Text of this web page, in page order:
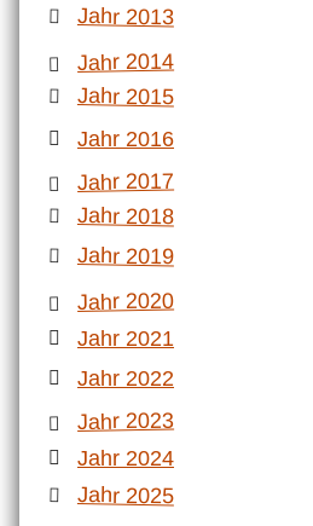
Jahr 2013
Jahr 2014
Jahr 2015
Jahr 2016
Jahr 2017
Jahr 2018
Jahr 2019
Jahr 2020
Jahr 2021
Jahr 2022
Jahr 2023
Jahr 2024
Jahr 2025